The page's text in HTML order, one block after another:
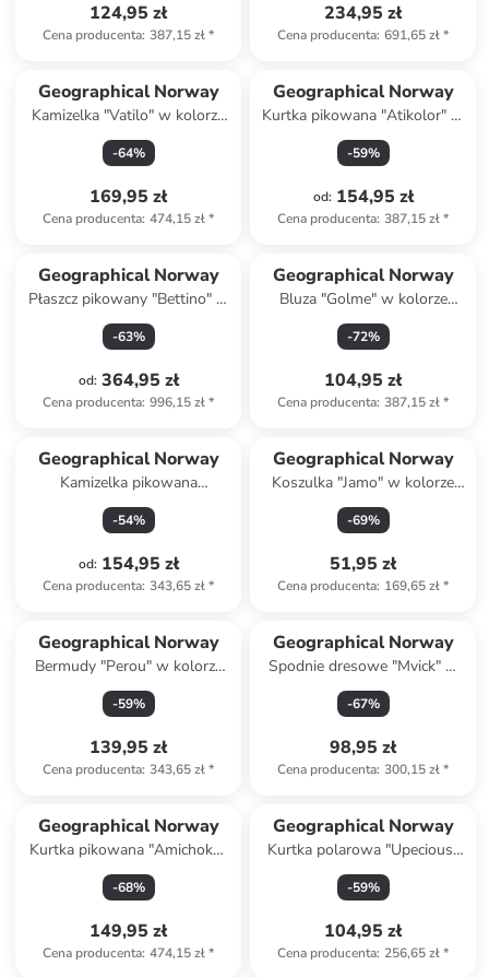
124,95 zł
Cena producenta: 387,15 zł*
234,95 zł
Cena producenta: 691,65 zł*
Geographical Norway
Kamizelka "Vatilo" w kolorze
oliwkowo-czarnym
-64%
169,95 zł
Cena producenta: 474,15 zł*
Geographical Norway
Kurtka pikowana "Atikolor" w
kolorze szarobrązowym
-59%
od: 154,95 zł
Cena producenta: 387,15 zł*
Geographical Norway
Płaszcz pikowany "Bettino" w
kolorze granatowym
-63%
od: 364,95 zł
Cena producenta: 996,15 zł*
Geographical Norway
Bluza "Golme" w kolorze
błękitnym
-72%
104,95 zł
Cena producenta: 387,15 zł*
Geographical Norway
Kamizelka pikowana
"Vatikolor" w kolorze
antracytowym
-54%
od: 154,95 zł
Cena producenta: 343,65 zł*
Geographical Norway
Koszulka "Jamo" w kolorze
jasnoszarym
-69%
51,95 zł
Cena producenta: 169,65 zł*
Geographical Norway
Bermudy "Perou" w kolorze
białym
-59%
139,95 zł
Cena producenta: 343,65 zł*
Geographical Norway
Spodnie dresowe "Mvick" w
kolorze czerwonym
-67%
98,95 zł
Cena producenta: 300,15 zł*
Geographical Norway
Kurtka pikowana "Amichoko"
w kolorze granatowym
-68%
149,95 zł
Cena producenta: 474,15 zł*
Geographical Norway
Kurtka polarowa "Upecious"
w kolorze musztardowym
-59%
104,95 zł
Cena producenta: 256,65 zł*